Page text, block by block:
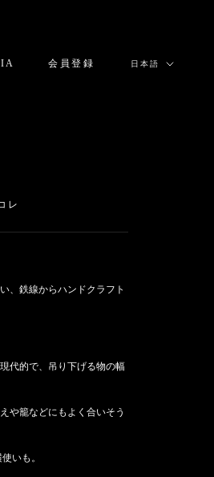
会員登録
言
日本語
レ
、鉄線からハンドクラフト
代的で、吊り下げる物の幅
や籠などにもよく合いそう
いも。